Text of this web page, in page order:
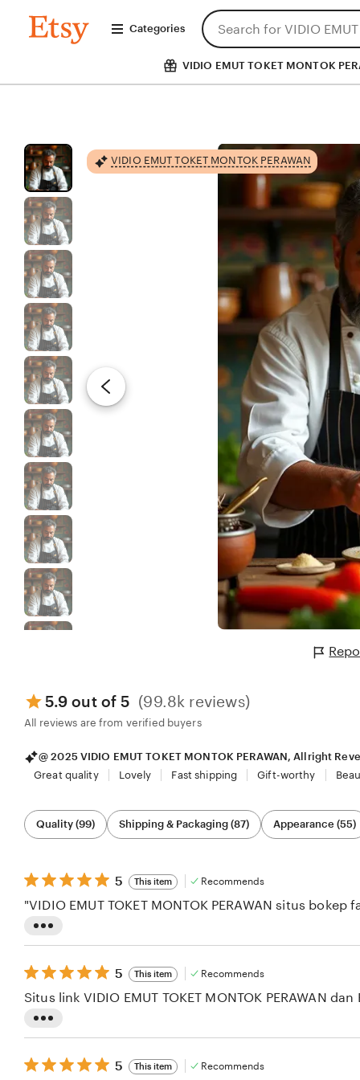
VIDIO
EMUT
Categories
Search
for
items
or
shops
VIDIO EMUT TOKET MONTOK
VIDIO EMUT TOKET MONTOK PERAWAN
5.9 out of 5 (99.8k reviews)
All reviews are from verified buyers
@ 2025 VIDIO EMUT TOKET MONTOK PERAWAN, Allright
Great quality
Lovely Fast shipping Gift-worthy
Filter
by
category
Quality (99) Shipping & Packaging (87) Appearance (55)
5
of
5 This item Recommends
s
t
i
g
"VIDIO EMUT TOKET MONTOK PERAWAN situs
5
of
5 This item Recommends
s
Situs link VIDIO EMUT TOKET MONTOK PERAWAN
5
5 This item Recommends